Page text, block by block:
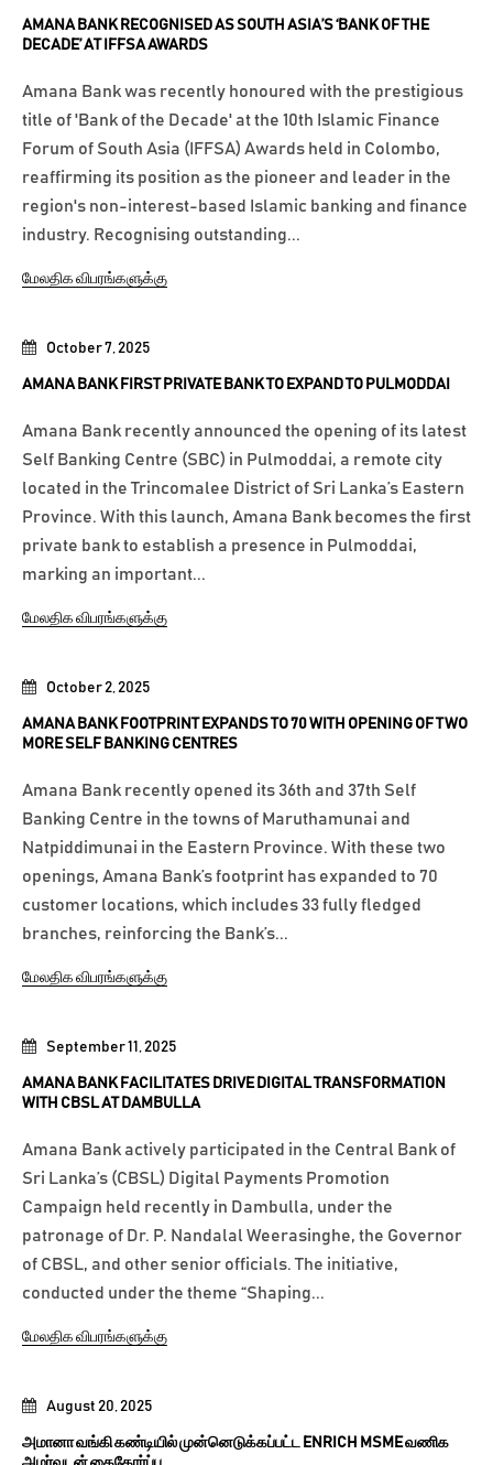
August 20, 2025
அமானா வங்கி கண்டியில் முன்னெடுக்கப்பட்ட ENRICH MSME வணிக
September 11, 2025
AMANA BANK FACILITATES DRIVE DIGITAL TRANSFORMATION
WITH CBSL AT DAMBULLA
Amana Bank actively participated in the Central Bank of
Sri Lanka’s (CBSL) Digital Payments Promotion
Campaign held recently in Dambulla, under the
patronage of Dr. P. Nandalal Weerasinghe, the Governor
of CBSL, and other senior officials. The initiative,
conducted under the theme “Shaping...
மேலதிக விபரங்களுக்கு
October 2, 2025
AMANA BANK FOOTPRINT EXPANDS TO 70 WITH OPENING OF TWO
MORE SELF BANKING CENTRES
Amana Bank recently opened its 36th and 37th Self
Banking Centre in the towns of Maruthamunai and
Natpiddimunai in the Eastern Province. With these two
openings, Amana Bank’s footprint has expanded to 70
customer locations, which includes 33 fully fledged
branches, reinforcing the Bank’s...
மேலதிக விபரங்களுக்கு
October 7, 2025
AMANA BANK FIRST PRIVATE BANK TO EXPAND TO PULMODDAI
Amana Bank recently announced the opening of its latest
Self Banking Centre (SBC) in Pulmoddai, a remote city
located in the Trincomalee District of Sri Lanka’s Eastern
Province. With this launch, Amana Bank becomes the first
private bank to establish a presence in Pulmoddai,
marking an important...
மேலதிக விபரங்களுக்கு
AMANA BANK RECOGNISED AS SOUTH ASIA’S ‘BANK OF THE
DECADE’ AT IFFSA AWARDS
Amana Bank was recently honoured with the prestigious
title of 'Bank of the Decade' at the 10th Islamic Finance
Forum of South Asia (IFFSA) Awards held in Colombo,
reaffirming its position as the pioneer and leader in the
region's non-interest-based Islamic banking and finance
industry. Recognising outstanding...
மேலதிக விபரங்களுக்கு